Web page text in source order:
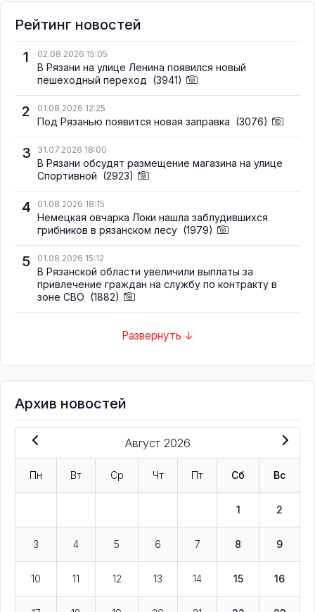
Рейтинг новостей
1
02.08.2026 15:05
В Рязани на улице Ленина появился новый
пешеходный переход (3941)
2 01.08.2026 12:25
Под Рязанью появится новая заправка (3076)
3 31.07.2026 18:00
В Рязани обсудят размещение магазина на улице
Спортивной (2923)
4 01.08.2026 18:15
Немецкая овчарка Локи нашла заблудившихся
грибников в рязанском лесу (1979)
5 01.08.2026 15:12
В Рязанской области увеличили выплаты за
привлечение граждан на службу по контракту в
зоне СВО (1882)
Развернуть ↓
Архив новостей
Август 2026
Пн Вт Ср Чт Пт Сб Вс
1 2
3 4 5 6 7 8 9
10 11 12 13 14 15 16